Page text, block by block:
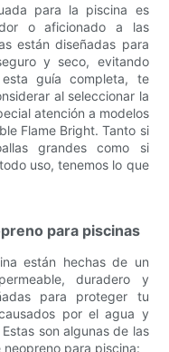
para la piscina es
o aficionado a las
están diseñadas para
y seco, evitando
guía completa, te
al seleccionar la
atención a modelos
Flame Bright. Tanto si
grandes como si
uso, tenemos lo que
para piscinas
están hechas de un
duradero y
para proteger tu
​​por el agua y
son algunas de las
para piscina: